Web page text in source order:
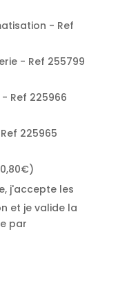
- Ref
- Ref 255799
Ref 225966
225965
j'accepte les
et je valide la
par